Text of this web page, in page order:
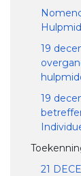
19
19
21